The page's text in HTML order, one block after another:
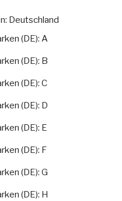
Deutschland
(DE): A
(DE): B
(DE): C
(DE): D
(DE): E
(DE): F
(DE): G
(DE): H